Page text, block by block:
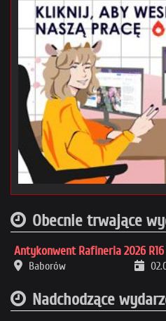
Obecnie trwające
Antykonwent Rafineria 2026 R16
Baborów
Nadchodzące